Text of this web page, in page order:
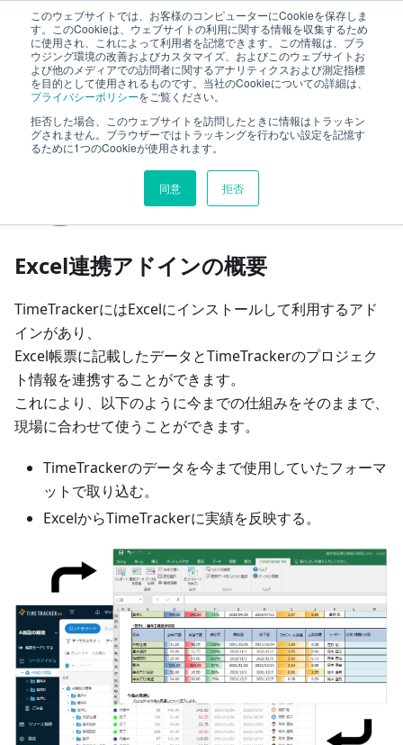
このウェブサイトでは、お客様のコンピューターにCookieを保存しま
す。このCookieは、ウェブサイトの利用に関する情報を収集するため
に使用され、これによって利用者を記憶できます。この情報は、ブラ
ウジング環境の改善およびカスタマイズ、およびこのウェブサイトお
よび他のメディアでの訪問者に関するアナリティクスおよび測定指標
を目的として使用されるものです。当社のCookieについての詳細は、
プライバシーポリシーをご覧ください。
拒否した場合、このウェブサイトを訪問したときに情報はトラッキン
グされません。ブラウザーではトラッキングを行わない設定を記憶す
るために1つのCookieが使用されます。
同意 拒否
TimeTracker RX ヘルプ
Excel連携 Excel連携アドインでできること
このページの見出し
Excel連携アドインでできる
Excel連携アドインの概要
TimeTrackerにはExcelにインストールして利用するアド
インがあり、
Excel帳票に記載したデータとTimeTrackerのプロジェク
ト情報を連携することができます。
これにより、以下のように今までの仕組みをそのままで、
現場に合わせて使うことができます。
TimeTrackerのデータを今まで使用していたフォーマ
ットで取り込む。
ExcelからTimeTrackerに実績を反映する。